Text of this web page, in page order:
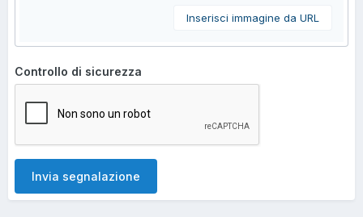
Inserisci immagine da URL
Controllo di sicurezza
Invia segnalazione